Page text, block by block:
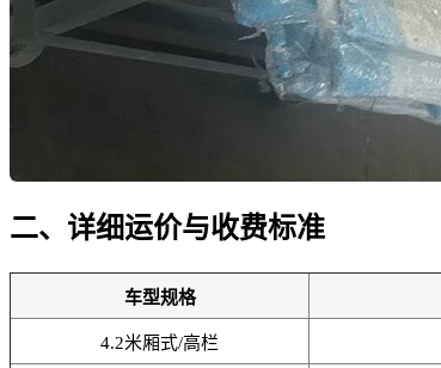
二、详细运价与收费标准
车型规格
4.2米厢式/高栏